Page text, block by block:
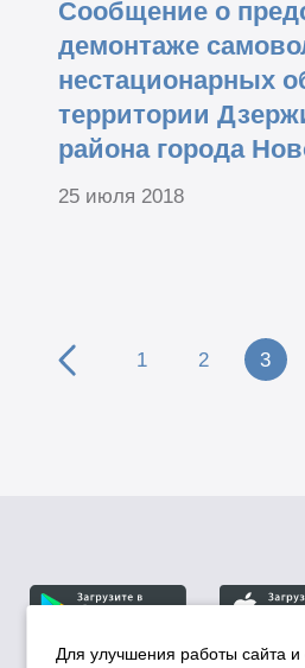
Сообщение о
демонтаже
нестационарных
территории
района города
25 июля 2018
1 2 3
Для улучшения работы сайта и